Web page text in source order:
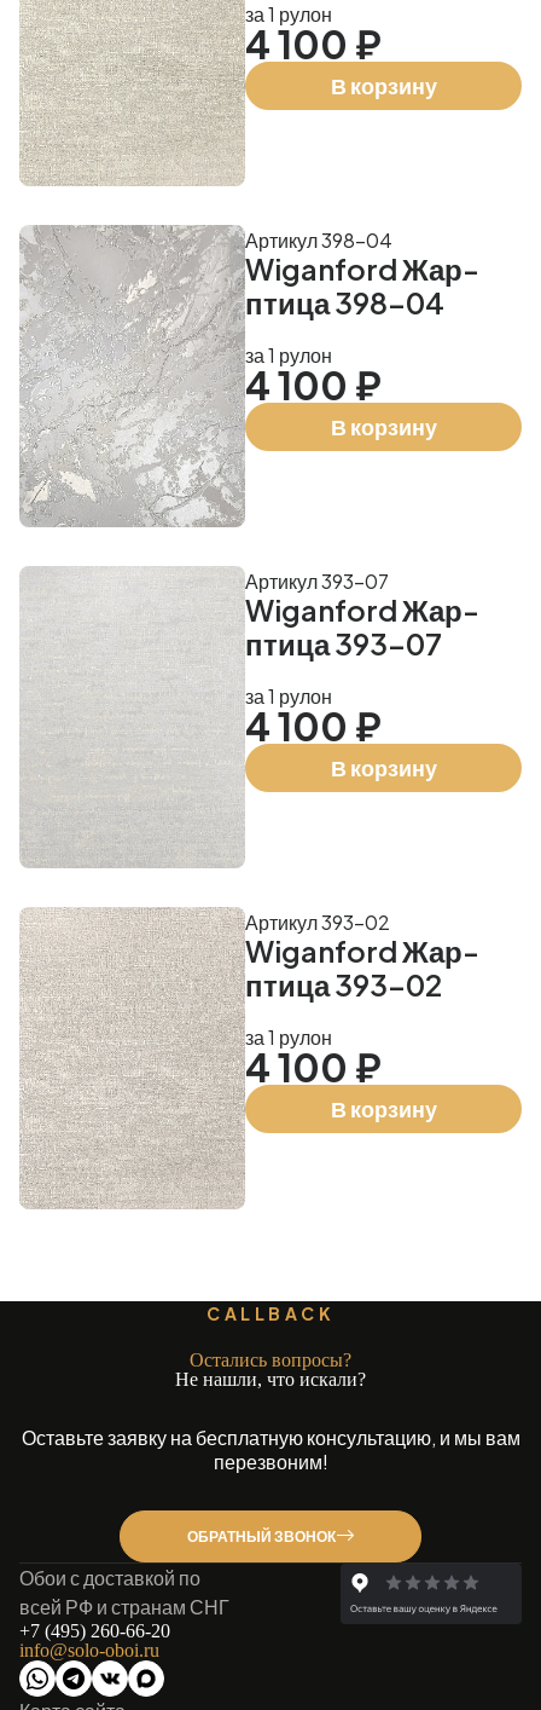
за 1 рулон
4 100 ₽
В корзину
Wiganford Жар-
птица 398-04
Артикул 398-04
за 1 рулон
4 100 ₽
В корзину
Wiganford Жар-
птица 393-07
Артикул 393-07
за 1 рулон
4 100 ₽
В корзину
Wiganford Жар-
птица 393-02
Артикул 393-02
за 1 рулон
4 100 ₽
В корзину
CALLBACK
Остались вопросы?
Не нашли, что искали?
Оставьте заявку на бесплатную консультацию, и мы вам
перезвоним!
ОБРАТНЫЙ ЗВОНОК
Обои с доставкой по
всей РФ и странам СНГ
+7 (495) 260-66-20
info@solo-oboi.ru